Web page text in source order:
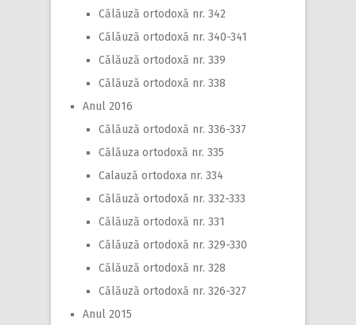
Călăuză ortodoxă nr. 342
Călăuză ortodoxă nr. 340-341
Călăuză ortodoxă nr. 339
Călăuză ortodoxă nr. 338
Anul 2016
Călăuză ortodoxă nr. 336-337
Călăuza ortodoxă nr. 335
Calauză ortodoxa nr. 334
Călăuză ortodoxă nr. 332-333
Călăuză ortodoxă nr. 331
Călăuză ortodoxă nr. 329-330
Călăuză ortodoxă nr. 328
Călăuză ortodoxă nr. 326-327
Anul 2015